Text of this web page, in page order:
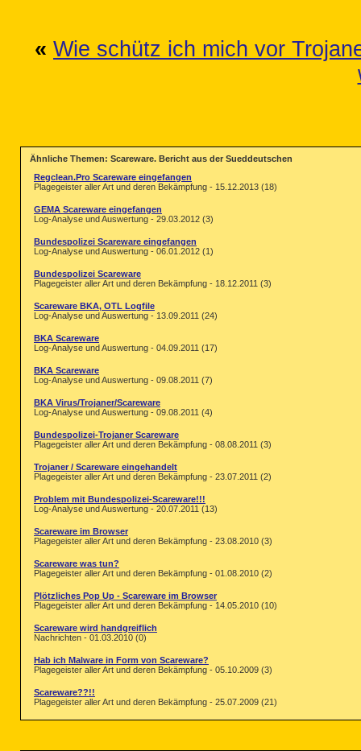
« Wie schütz ich mich vor
Ähnliche Themen: Scareware. Bericht aus der Sueddeutschen
Regclean.Pro Scareware eingefangen
Plagegeister aller Art und deren Bekämpfung - 15.12.2013 (18)
GEMA Scareware eingefangen
Log-Analyse und Auswertung - 29.03.2012 (3)
Bundespolizei Scareware eingefangen
Log-Analyse und Auswertung - 06.01.2012 (1)
Bundespolizei Scareware
Plagegeister aller Art und deren Bekämpfung - 18.12.2011 (3)
Scareware BKA, OTL Logfile
Log-Analyse und Auswertung - 13.09.2011 (24)
BKA Scareware
Log-Analyse und Auswertung - 04.09.2011 (17)
BKA Scareware
Log-Analyse und Auswertung - 09.08.2011 (7)
BKA Virus/Trojaner/Scareware
Log-Analyse und Auswertung - 09.08.2011 (4)
Bundespolizei-Trojaner Scareware
Plagegeister aller Art und deren Bekämpfung - 08.08.2011 (3)
Trojaner / Scareware eingehandelt
Plagegeister aller Art und deren Bekämpfung - 23.07.2011 (2)
Problem mit Bundespolizei-Scareware!!!
Log-Analyse und Auswertung - 20.07.2011 (13)
Scareware im Browser
Plagegeister aller Art und deren Bekämpfung - 23.08.2010 (3)
Scareware was tun?
Plagegeister aller Art und deren Bekämpfung - 01.08.2010 (2)
Plötzliches Pop Up - Scareware im Browser
Plagegeister aller Art und deren Bekämpfung - 14.05.2010 (10)
Scareware wird handgreiflich
Nachrichten - 01.03.2010 (0)
Hab ich Malware in Form von Scareware?
Plagegeister aller Art und deren Bekämpfung - 05.10.2009 (3)
Scareware??!!
Plagegeister aller Art und deren Bekämpfung - 25.07.2009 (21)